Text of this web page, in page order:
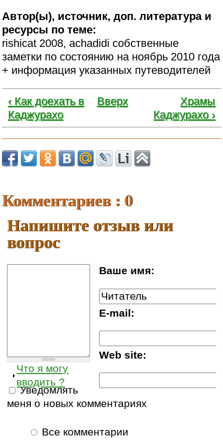
Автор(ы), источник, доп. литература и
ресурсы по теме:
rishicat 2008, achadidi собственные
заметки по состоянию на ноябрь 2010 года
+ информация указанных путеводителей
‹ Как доехать в
Каджурахо
Вверх
Храмы
Каджурахо ›
Комментариев : 0
Напишите отзыв или
вопрос
Ваше имя:
E-mail:
Web site:
Что я могу
вводить ?
Уведомлять
меня о новых комментариях
Все комментарии